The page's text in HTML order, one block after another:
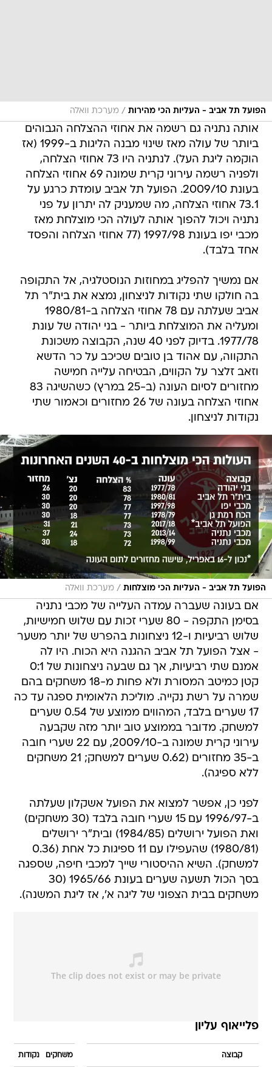
הפועל תל אביב - העליות הכי מהירות / מערכת וואלה
אותה נתניה גם רשמה את אחוזי ההצלחה הגבוהים
ביותר של עולה מאז שינוי מבנה הליגות ב-1999 (אז
הוקמה ליגת העל). לנתניה היו 73 אחוזי הצלחה,
ולפניה רשמה עירוני קרית שמונה 69 אחוזי הצלחה
בעונת 2009/10. הפועל תל אביב עומדת כרגע על
73.1 אחוזי הצלחה, מה שמעניק לה יתרון על פני
נתניה ויכול להפוך אותה לעולה הכי מוצלחת מאז
מכבי יפו בעונת 1997/98 (77 אחוזי הצלחה והפסד
אחד בלבד).
אם נמשיך להפליג במחוזות הנוסטלגיה, אל התקופה
בה חולקו שתי נקודות לניצחון, נמצא את בית"ר תל
אביב שעלתה עם 78 אחוזי הצלחה ב-1980/81
ומעליה את המוצלחת ביותר - בני יהודה של עונת
1977/78. בדיוק לפני 40 שנה, הקבוצה משכונת
התקווה, עם אהוד בן טובים שכיכב על כר הדשא
וזאב זלצר על הקווים, הבטיחה עלייה חמישה
מחזורים לסיום העונה (ב-25 במרץ) כשהשיגה 83
אחוזי הצלחה בעונה של 26 מחזורים וכאמור שתי
נקודות לניצחון.
הפועל תל אביב - העליות הכי מוצלחות / מערכת וואלה
אם בעונה שעברה עמדה העלייה של מכבי נתניה
בסימן התקפה - 80 שערי זכות עם שלוש חמישיות,
שלוש רביעיות ו-12 ניצחונות בהפרש של יותר משער
- אצל הפועל תל אביב ההגנה היא הכוח. היו לה
אמנם שתי רביעיות, אך גם שבעה ניצחונות של 0:1
קטן כמיטב המסורת ולא פחות מ-18 משחקים בהם
שמרה על רשת נקייה. מוליכת הלאומית ספגה עד כה
17 שערים בלבד, המהווים ממוצע של 0.54 שערים
למשחק. מדובר בממוצע טוב יותר מזה שקבעה
עירוני קרית שמונה ב-2009/10, עם 22 שערי חובה
ב-35 מחזורים (0.62 שערים למשחק; 21 משחקים
ללא ספיגה).
לפני כן, אפשר למצוא את הפועל אשקלון שעלתה
ב-1996/97 עם 15 שערי חובה בלבד (30 משחקים)
ואת הפועל ירושלים (1984/85) ובית"ר ירושלים
(1980/81) שהעפילו עם 11 ספיגות כל אחת (0.36
למשחק). השיא ההיסטורי שייך למכבי חיפה, שספגה
בסך הכול תשעה שערים בעונת 1965/66 (30
משחקים בבית הצפוני של ליגה א', אז ליגת המשנה).
פלייאוף עליון
קבוצה משחקים נקודות